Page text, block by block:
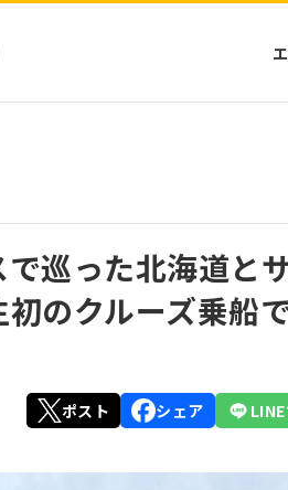
四国
九州
沖縄
アジア
北米
中南米
中近東
ハ
ミ
オ
南
巡った北海道と
のクルーズ乗船
ポスト シェア